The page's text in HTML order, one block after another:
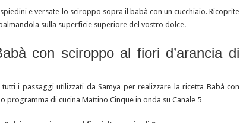
e versate lo sciroppo sopra il babà con un cucchiaio. Ricoprite
sulla superficie superiore del vostro dolce.
con sciroppo al fiori d’arancia di
i passaggi utilizzati da Samya per realizzare la ricetta Babà con
programma di cucina Mattino Cinque in onda su Canale 5